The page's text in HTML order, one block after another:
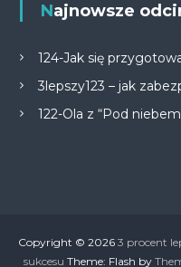
Najnowsze
124-Jak się
3lepszy123 – jak
122-Ola z “Pod
Copyright © 2026 3 procent
sukcesu Theme: Flash by